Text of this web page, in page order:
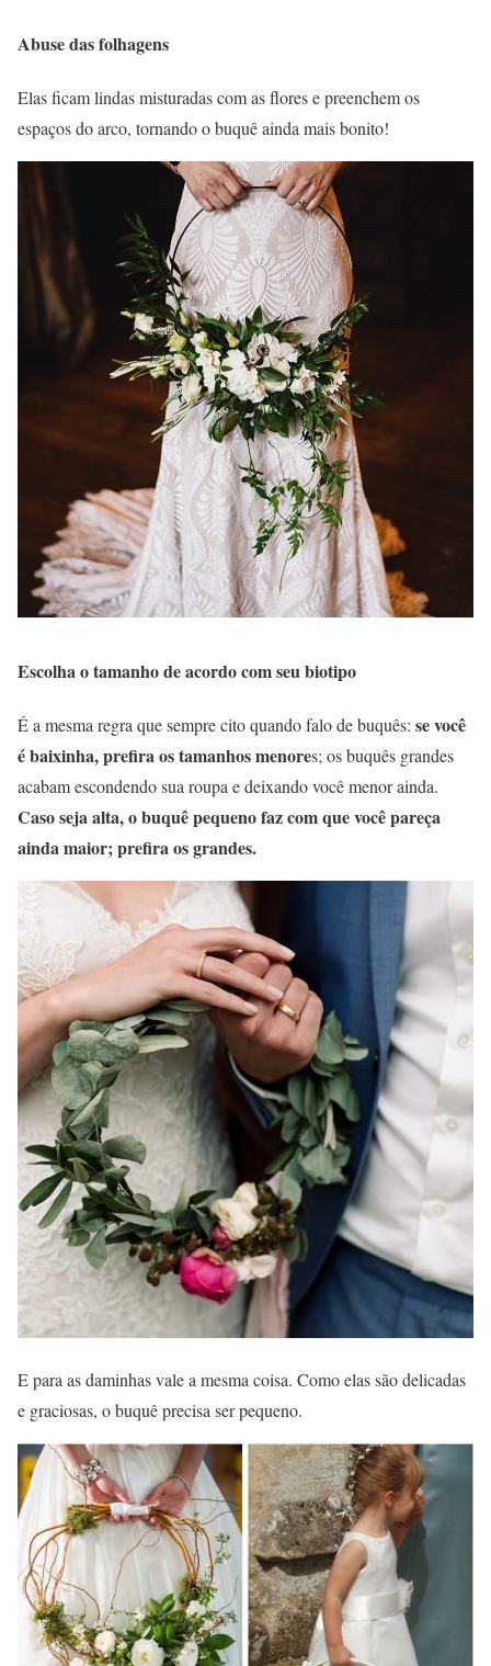
Abuse das folhagens
Elas ficam lindas misturadas com as flores e preenchem os
espaços do arco, tornando o buquê ainda mais bonito!
Escolha o tamanho de acordo com seu biotipo
É a mesma regra que sempre cito quando falo de buquês: se você
é baixinha, prefira os tamanhos menores; os buquês grandes
acabam escondendo sua roupa e deixando você menor ainda.
Caso seja alta, o buquê pequeno faz com que você pareça
ainda maior; prefira os grandes.
E para as daminhas vale a mesma coisa. Como elas são delicadas
e graciosas, o buquê precisa ser pequeno.